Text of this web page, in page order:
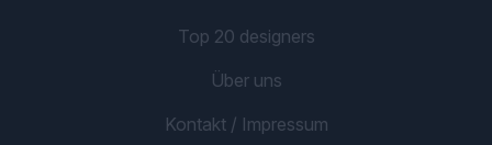
Top 20 designers
Über uns
Kontakt / Impressum